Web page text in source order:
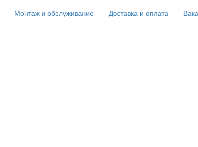
Монтаж и обслуживание Доставка и оплата